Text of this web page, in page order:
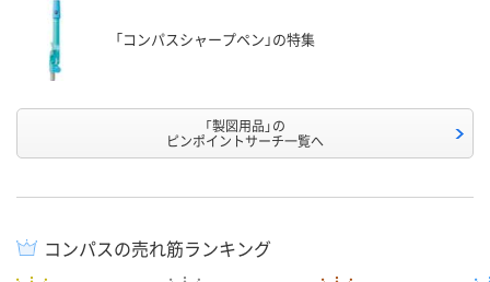
「コンパスシャープペン」の特集
「製図用品」の
ピンポイントサーチ一覧へ
コンパスの売れ筋ランキング